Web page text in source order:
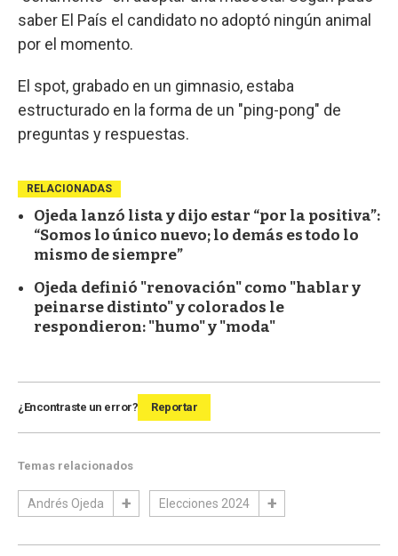
saber El País el candidato no adoptó ningún animal
por el momento.
El spot, grabado en un gimnasio, estaba
estructurado en la forma de un "ping-pong" de
preguntas y respuestas.
RELACIONADAS
Ojeda lanzó lista y dijo estar “por la positiva”:
“Somos lo único nuevo; lo demás es todo lo
mismo de siempre”
Ojeda definió "renovación" como "hablar y
peinarse distinto" y colorados le
respondieron: "humo" y "moda"
¿Encontraste un error? Reportar
Temas relacionados
Andrés Ojeda Elecciones 2024